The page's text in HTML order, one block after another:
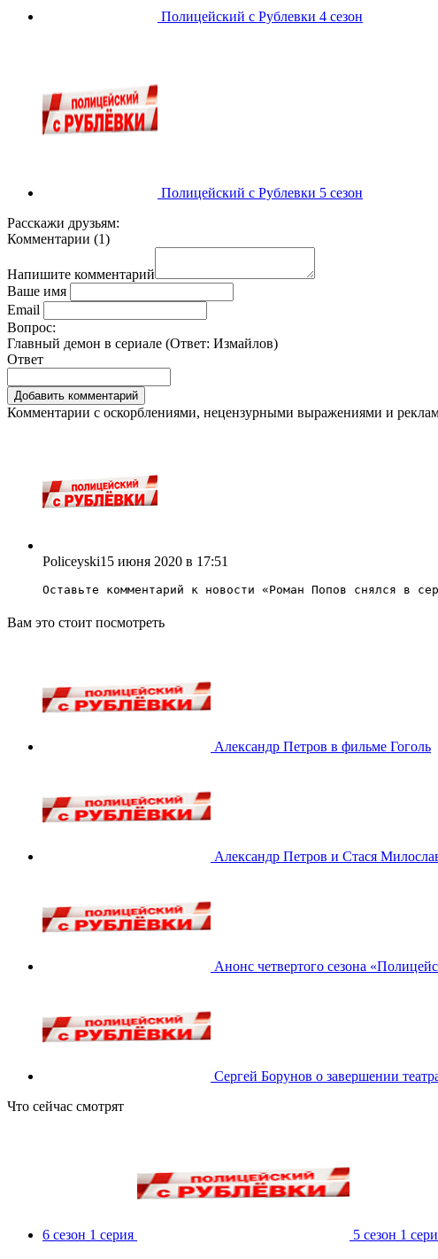
Полицейский с Рублевки 4 сезон
Полицейский с Рублевки 5 сезон
Расскажи друзьям:
Комментарии (1)
Напишите комментарий
Ваше имя
Email
Вопрос:
Главный демон в сериале (Ответ: Измайлов)
Ответ
Комментарии с оскорблениями, нецензурными выражениями и
Policeyski15 июня 2020 в 17:51
Оставьте комментарий к новости «Роман Попов снялся в
Вам это стоит посмотреть
Александр Петров в фильме Гоголь
Александр Петров и Стася
Анонс четвертого сезона
Сергей Борунов о завершении
Что сейчас смотрят
6 сезон 1 серия 5 сезон 1